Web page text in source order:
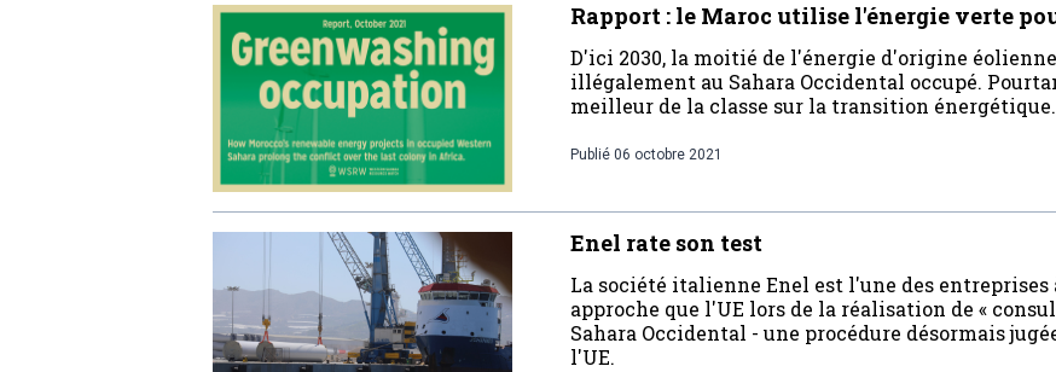
Rapport : le Maroc utilise l'énergie verte
D'ici 2030, la moitié de l'énergie d'origine
illégalement au Sahara Occidental occupé.
meilleur de la classe sur la transition énergétique.
Publié 06 octobre 2021
Enel rate son test
La société italienne Enel est l'une des
approche que l'UE lors de la réalisation de «
Sahara Occidental - une procédure désormais
l'UE.